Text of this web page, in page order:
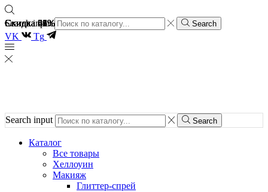
Search input Search
VK Tg
Search input Search
Каталог
Все товары
Хеллоуин
Макияж
Глиттер-спрей
Скидка 51%
Скидка 26%
Скидка 51%
Скидка 61%
Скидка 62%
Скидка 48%